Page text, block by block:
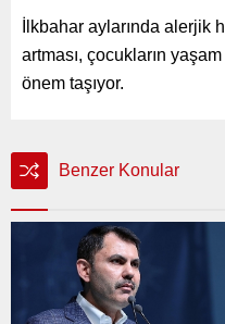
İlkbahar aylarında alerjik
artması, çocukların
önem taşıyor.
Benzer Konular